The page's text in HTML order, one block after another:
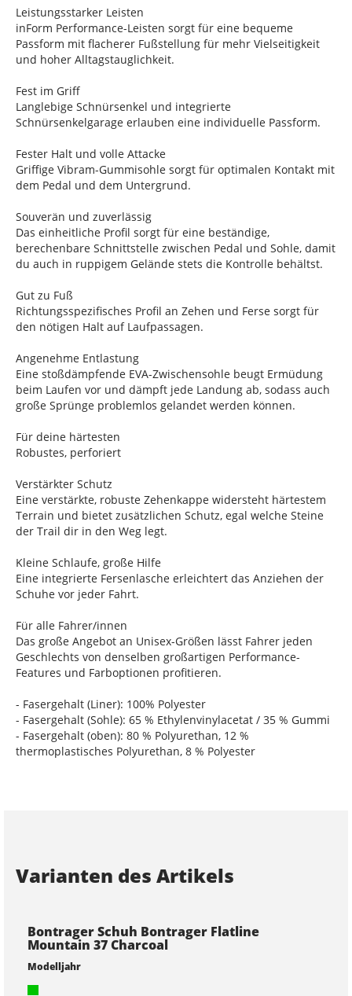
Leistungsstarker Leisten
inForm Performance-Leisten sorgt für eine bequeme
Passform mit flacherer Fußstellung für mehr Vielseitigkeit
und hoher Alltagstauglichkeit.
Fest im Griff
Langlebige Schnürsenkel und integrierte
Schnürsenkelgarage erlauben eine individuelle Passform.
Fester Halt und volle Attacke
Griffige Vibram-Gummisohle sorgt für optimalen Kontakt mit
dem Pedal und dem Untergrund.
Souverän und zuverlässig
Das einheitliche Profil sorgt für eine beständige,
berechenbare Schnittstelle zwischen Pedal und Sohle, damit
du auch in ruppigem Gelände stets die Kontrolle behältst.
Gut zu Fuß
Richtungsspezifisches Profil an Zehen und Ferse sorgt für
den nötigen Halt auf Laufpassagen.
Angenehme Entlastung
Eine stoßdämpfende EVA-Zwischensohle beugt Ermüdung
beim Laufen vor und dämpft jede Landung ab, sodass auch
große Sprünge problemlos gelandet werden können.
Für deine härtesten
Robustes, perforiert
Verstärkter Schutz
Eine verstärkte, robuste Zehenkappe widersteht härtestem
Terrain und bietet zusätzlichen Schutz, egal welche Steine
der Trail dir in den Weg legt.
Kleine Schlaufe, große Hilfe
Eine integrierte Fersenlasche erleichtert das Anziehen der
Schuhe vor jeder Fahrt.
Für alle Fahrer/innen
Das große Angebot an Unisex-Größen lässt Fahrer jeden
Geschlechts von denselben großartigen Performance-
Features und Farboptionen profitieren.
- Fasergehalt (Liner): 100% Polyester
- Fasergehalt (Sohle): 65 % Ethylenvinylacetat / 35 % Gummi
- Fasergehalt (oben): 80 % Polyurethan, 12 %
thermoplastisches Polyurethan, 8 % Polyester
Varianten des Artikels
Bontrager Schuh Bontrager Flatline
Mountain 37 Charcoal
Modelljahr